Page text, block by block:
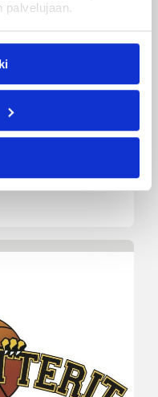
palvelujaan.
naisten
Antti Nikkilän
ja I
2026-2027.
ikäluokat